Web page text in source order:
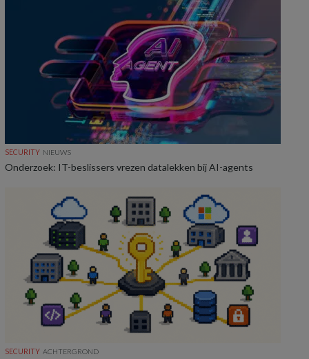
SECURITY NIEUWS
Onderzoek: IT-beslissers vrezen datalekken bij AI-agents
SECURITY ACHTERGROND